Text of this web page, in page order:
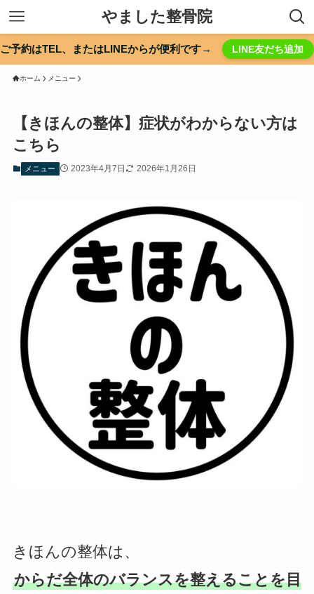
やました整骨院
ご予約はTEL、またはLINEからが便利です→ LINE友だち追加
ホーム メニュー
【きほんの整体】症状がわからない方は
こちら
メニュー 2023年4月7日 2026年1月26日
きほんの整体は、
からだ全体のバランスを整えることを目